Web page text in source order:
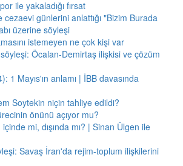
ile yakaladığı fırsat
günlerini anlattığı "Bizim Burada
üzerine söyleşi
istemeyen ne çok kişi var
Öcalan-Demirtaş ilişkisi ve çözüm
1 Mayıs'ın anlamı | İBB davasında
Soytekin niçin tahliye edildi?
önünü açıyor mu?
mi, dışında mı? | Sinan Ülgen ile
Savaş İran'da rejim-toplum ilişkilerini